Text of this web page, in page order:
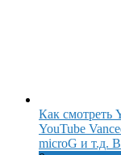
Как смотреть
YouTube
microG и т.д. В